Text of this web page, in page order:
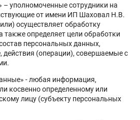
– уполномоченные сотрудники на
от имени ИП Шаховал Н.В.
осуществляет обработку
также определяет цели обработки
персональных данных,
(операции), совершаемые с
- любая информация,
косвенно определенному или
лицу (субъекту персональных